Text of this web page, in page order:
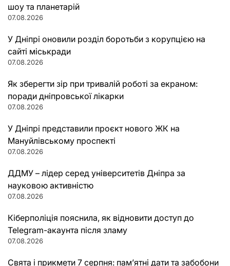
шоу та планетарій
07.08.2026
У Дніпрі оновили розділ боротьби з корупцією на
сайті міськради
07.08.2026
Як зберегти зір при тривалій роботі за екраном:
поради дніпровської лікарки
07.08.2026
У Дніпрі представили проєкт нового ЖК на
Мануйлівському проспекті
07.08.2026
ДДМУ – лідер серед університетів Дніпра за
науковою активністю
07.08.2026
Кіберполіція пояснила, як відновити доступ до
Telegram-акаунта після зламу
07.08.2026
Свята і прикмети 7 серпня: пам’ятні дати та забобони